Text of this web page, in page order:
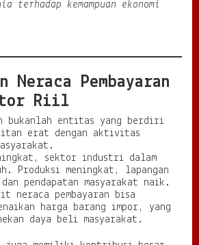
terhadap kemampuan ekonomi
Neraca Pembayaran
Riil
bukanlah entitas yang berdiri
erat dengan aktivitas
sektor industri dalam
Produksi meningkat, lapangan
pendapatan masyarakat naik.
neraca pembayaran bisa
harga barang impor, yang
daya beli masyarakat.